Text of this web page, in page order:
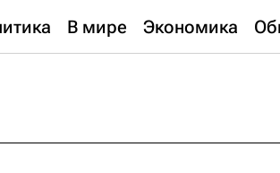
В мире Экономика